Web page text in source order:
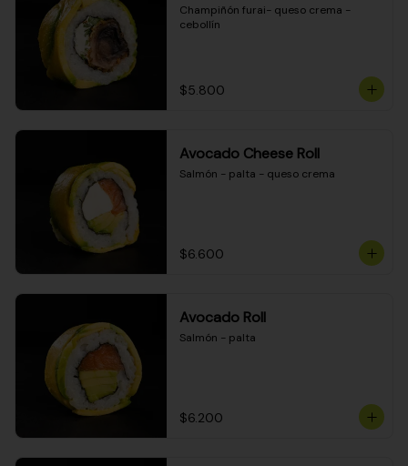
Champiñón furai- queso crema -
cebollín
$5.800
Avocado Cheese Roll
Salmón - palta - queso crema
$6.600
Avocado Roll
Salmón - palta
$6.200